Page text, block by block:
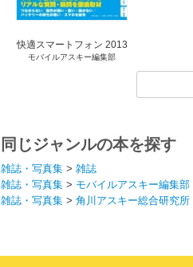
快適スマートフォン 2013
夏
モバイルアスキー編集部
同じジャンルの本を探す
雑誌・写真集 > 雑誌
雑誌・写真集 > モバイルアスキー編集部
雑誌・写真集 > 角川アスキー総合研究所